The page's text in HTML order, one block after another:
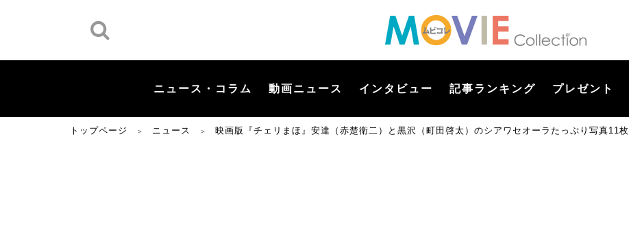
ニュース・コラム 動画ニュース インタビュー 記事ランキング プレゼント
トップページ ＞ ニュース ＞ 映画版『チェリまほ』安達（赤楚衛二）と黒沢（町田啓太）のシアワセオーラたっぷり写真11枚